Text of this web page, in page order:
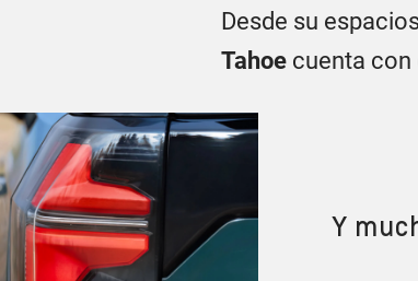
Desde su
Tahoe cuenta con
Y